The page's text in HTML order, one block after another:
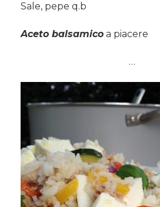
Sale, pepe q.b
Aceto balsamico a piacere
…